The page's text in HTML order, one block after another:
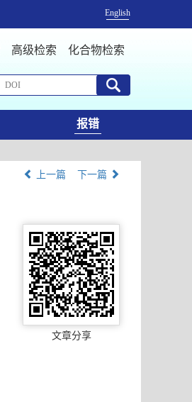
English
高级检索 化合物检索
报错
上一篇 下一篇
文章分享